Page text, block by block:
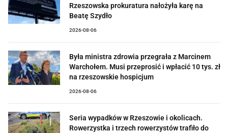
Rzeszowska prokuratura nałożyła karę na
Beatę Szydło
2026-08-06
Była ministra zdrowia przegrała z Marcinem
Warchołem. Musi przeprosić i wpłacić 10 tys. zł
na rzeszowskie hospicjum
2026-08-06
Seria wypadków w Rzeszowie i okolicach.
Rowerzystka i trzech rowerzystów trafiło do